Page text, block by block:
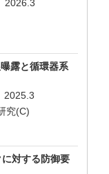
2026.3
露と循環器系
2025.3
究(C)
対する防御要